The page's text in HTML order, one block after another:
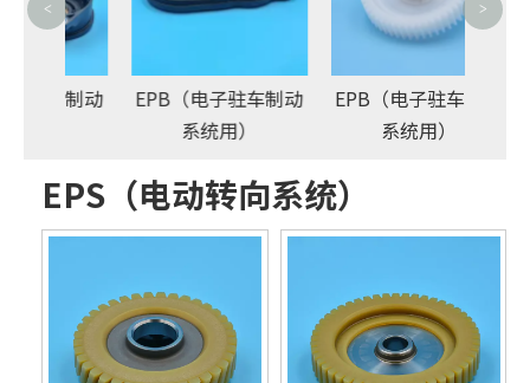
EPB（电子驻车制动
系统用）
EPB（电子驻车制动
系统用）
< >
EPS（电动转向系统）